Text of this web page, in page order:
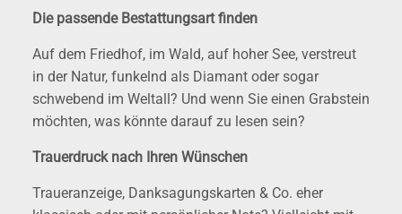
Die passende Bestattungsart finden
Auf dem Friedhof, im Wald, auf hoher See, verstreut
in der Natur, funkelnd als Diamant oder sogar
schwebend im Weltall? Und wenn Sie einen Grabstein
möchten, was könnte darauf zu lesen sein?
Trauerdruck nach Ihren Wünschen
Traueranzeige, Danksagungskarten & Co. eher